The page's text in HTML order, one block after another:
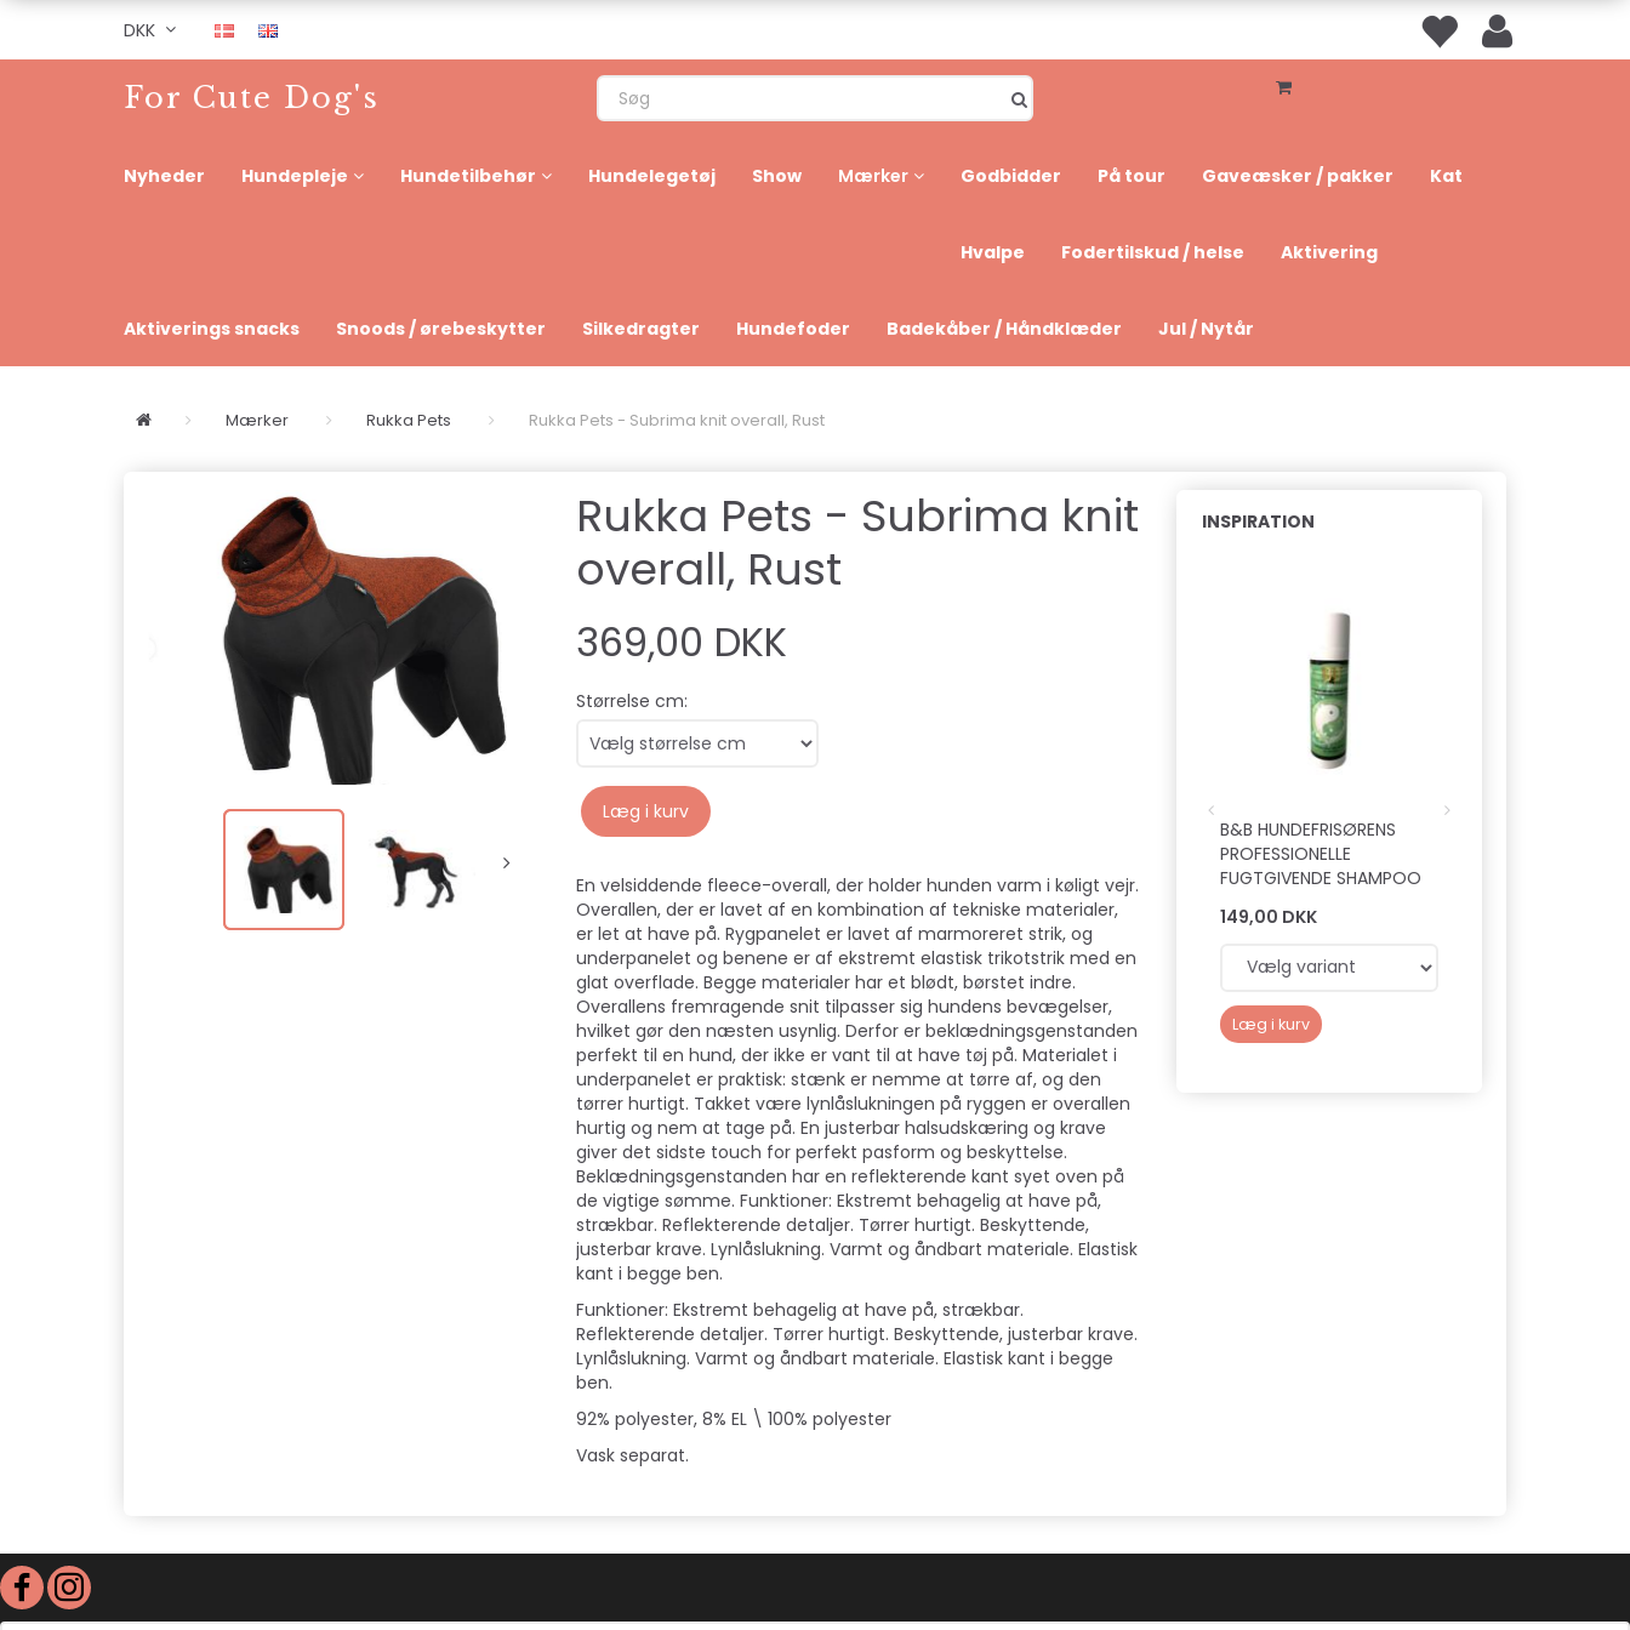
DKK
For Cute Dog's
Nyheder Hundepleje Hundetilbehør Hundelegetøj Show Mærker Godbidder På tour Gaveæsker / pakker Kat
Hvalpe Fodertilskud / helse Aktivering
Aktiverings snacks Snoods / ørebeskytter Silkedragter Hundefoder Badekåber / Håndklæder Jul / Nytår
Mærker Rukka Pets Rukka Pets - Subrima knit overall, Rust
Rukka Pets - Subrima knit
overall, Rust
369,00 DKK
Størrelse cm:
Læg i kurv
En velsiddende fleece-overall, der holder hunden varm i køligt vejr.
Overallen, der er lavet af en kombination af tekniske materialer,
er let at have på. Rygpanelet er lavet af marmoreret strik, og
underpanelet og benene er af ekstremt elastisk trikotstrik med en
glat overflade. Begge materialer har et blødt, børstet indre.
Overallens fremragende snit tilpasser sig hundens bevægelser,
hvilket gør den næsten usynlig. Derfor er beklædningsgenstanden
perfekt til en hund, der ikke er vant til at have tøj på. Materialet i
underpanelet er praktisk: stænk er nemme at tørre af, og den
tørrer hurtigt. Takket være lynlåslukningen på ryggen er overallen
hurtig og nem at tage på. En justerbar halsudskæring og krave
giver det sidste touch for perfekt pasform og beskyttelse.
Beklædningsgenstanden har en reflekterende kant syet oven på
de vigtige sømme. Funktioner: Ekstremt behagelig at have på,
strækbar. Reflekterende detaljer. Tørrer hurtigt. Beskyttende,
justerbar krave. Lynlåslukning. Varmt og åndbart materiale. Elastisk
kant i begge ben.
Funktioner: Ekstremt behagelig at have på, strækbar.
Reflekterende detaljer. Tørrer hurtigt. Beskyttende, justerbar krave.
Lynlåslukning. Varmt og åndbart materiale. Elastisk kant i begge
ben.
92% polyester, 8% EL \ 100% polyester
Vask separat.
INSPIRATION
B&B HUNDEFRISØRENS
PROFESSIONELLE
FUGTGIVENDE SHAMPOO
149,00 DKK
Læg i kurv